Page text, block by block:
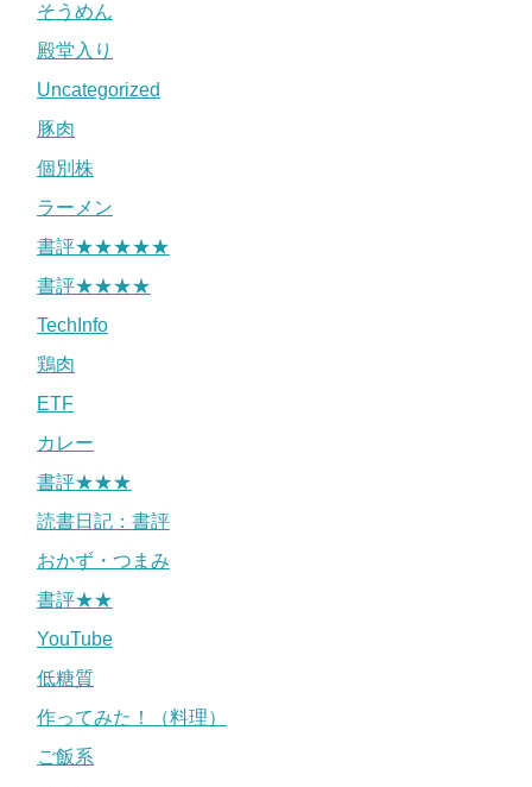
そうめん
殿堂入り
Uncategorized
豚肉
個別株
ラーメン
書評★★★★★
書評★★★★
TechInfo
鶏肉
ETF
カレー
書評★★★
読書日記：書評
おかず・つまみ
書評★★
YouTube
低糖質
作ってみた！（料理）
ご飯系